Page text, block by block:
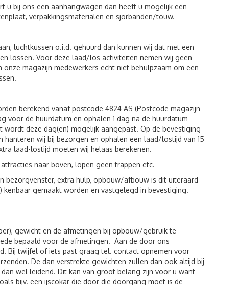
u bij ons een aanhangwagen dan heeft u mogelijk een
verpakkingsmaterialen en sjorbanden/touw.
luchtkussen o.i.d. gehuurd dan kunnen wij dat met een
lossen. Voor deze laad/los activiteiten nemen wij geen
magazijn medewerkers echt niet behulpzaam om een
berekend vanaf postcode 4824 AS (Postcode magazijn
voor de huurdatum en ophalen 1 dag na de huurdatum
deze dag(en) mogelijk aangepast. Op de bevestiging
wij bij bezorgen en ophalen een laad/lostijd van 15
laad-lostijd moeten wij helaas berekenen.
naar boven, lopen geen trappen etc.
bezorgvenster, extra hulp, opbouw/afbouw is dit uiteraard
gemaakt worden en vastgelegd in bevestiging.
gewicht en de afmetingen bij opbouw/gebruik te
bepaald voor de afmetingen. Aan de door ons
Bij twijfel of iets past graag tel. contact opnemen voor
De dan verstrekte gewichten zullen dan ook altijd bij
wel leidend. Dit kan van groot belang zijn voor u want
bijv. een ijscokar die door die doorgang moet is de